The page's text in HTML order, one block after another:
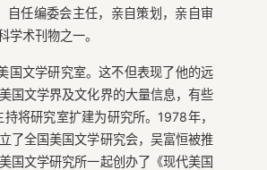
任编委会主任，亲自策划，亲自审
术刊物之一。
国文学研究室。这不但表现了他的远
国文学界及文化界的大量信息，有些
将研究室扩建为研究所。1978年，
了全国美国文学研究会，吴富恒被推
国文学研究所一起创办了《现代美国